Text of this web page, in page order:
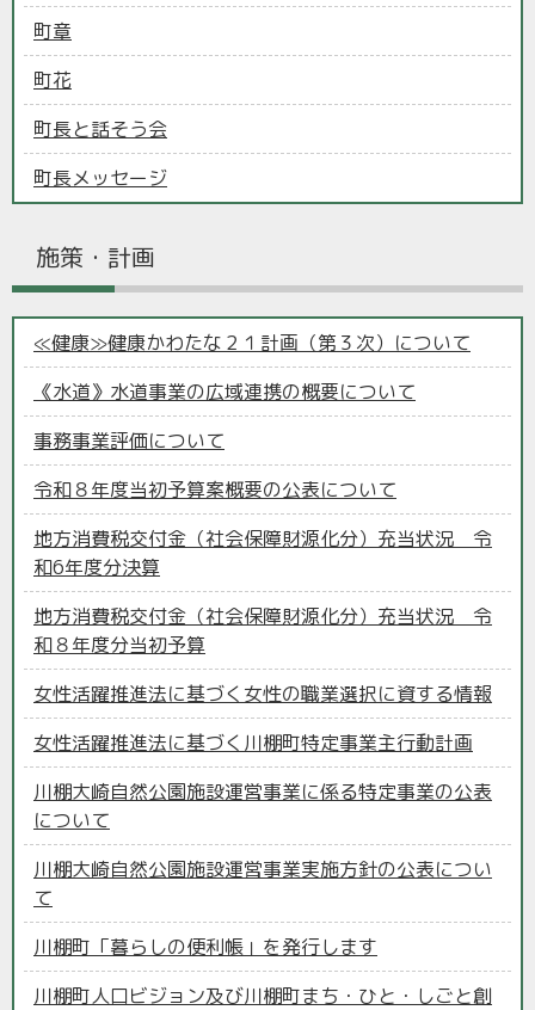
町章
町花
町長と話そう会
町長メッセージ
施策・計画
≪健康≫健康かわたな２１計画（第３次）について
《水道》水道事業の広域連携の概要について
事務事業評価について
令和８年度当初予算案概要の公表について
地方消費税交付金（社会保障財源化分）充当状況 令
和6年度分決算
地方消費税交付金（社会保障財源化分）充当状況 令
和８年度分当初予算
女性活躍推進法に基づく女性の職業選択に資する情報
女性活躍推進法に基づく川棚町特定事業主行動計画
川棚大崎自然公園施設運営事業に係る特定事業の公表
について
川棚大崎自然公園施設運営事業実施方針の公表につい
て
川棚町「暮らしの便利帳」を発行します
川棚町人口ビジョン及び川棚町まち・ひと・しごと創